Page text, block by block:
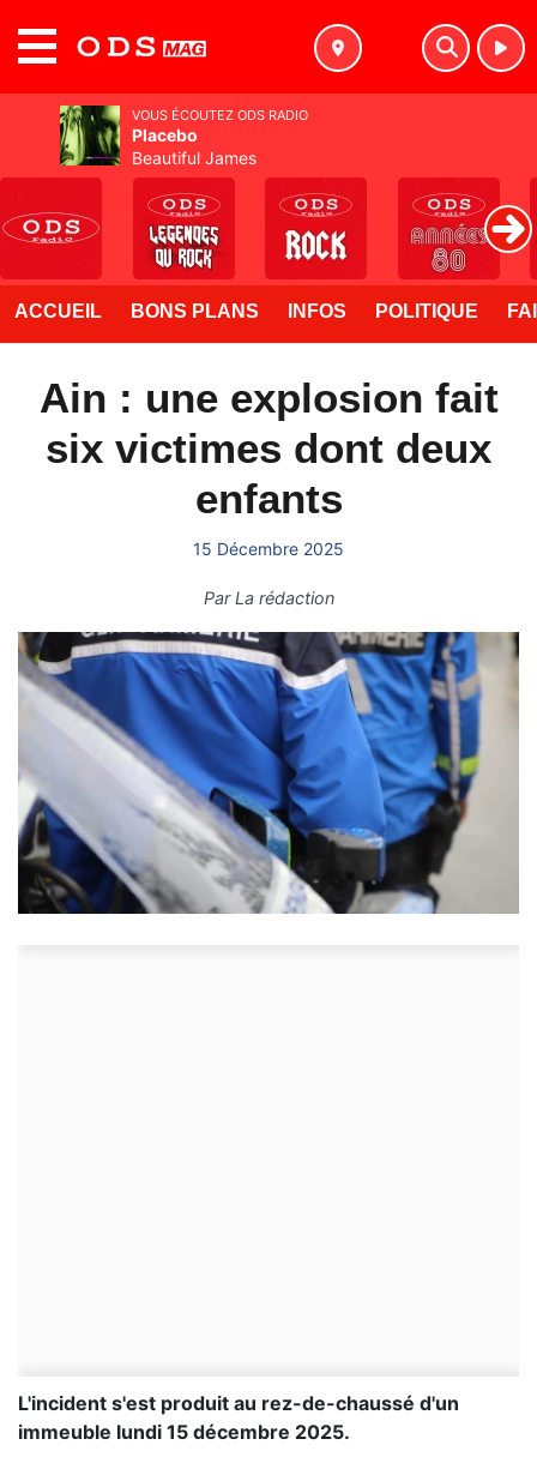
ACCUEIL BONS PLANS INFOS POLITIQUE
Ain : une explosion fait
six victimes dont deux
enfants
15 Décembre 2025
ParLa rédaction
L'incident s'est produit au rez-de-chaussé d'un
immeuble lundi 15 décembre 2025.
VOUS ÉCOUTEZ ODS RADIO
Placebo
Beautiful James